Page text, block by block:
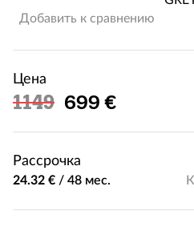
Добавить к сравнению
Цена
1149 Льготная цена
699 €
Рассрочка
24.32 € / 48 мес.